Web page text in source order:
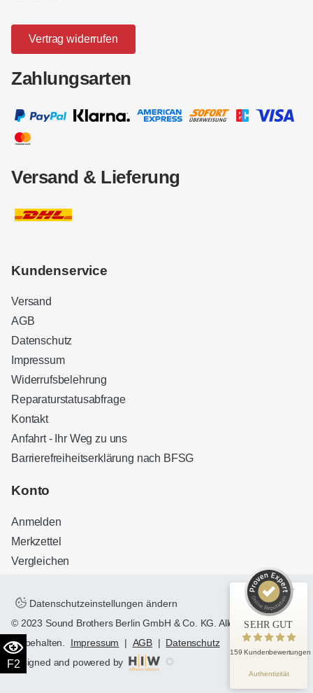
F2
Vertrag widerrufen
Zahlungsarten
Versand & Lieferung
Kundenservice
Versand
AGB
Datenschutz
Impressum
Widerrufsbelehrung
Reparaturstatusabfrage
Kontakt
Anfahrt - Ihr Weg zu uns
Barrierefreiheitserklärung nach BFSG
Konto
Anmelden
Merkzettel
Vergleichen
Datenschutzeinstellungen ändern
© 2023 Sound Brothers Berlin GmbH & Co. KG. Alle Rechte
vorbehalten. Impressum | AGB | Datenschutz
designed and powered by
SEHR GUT
159 Kundenbewertungen
Authentizität
Kundenbewertungen und Erfahrungen zu
32
Bewertungen auf
ProvenExpert.com
Blick aufs ProvenExpert-Profil werfen